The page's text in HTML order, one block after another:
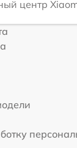
центр